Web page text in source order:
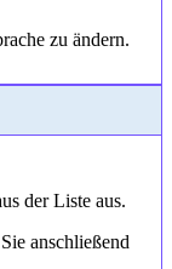
zu ändern.
der Liste aus.
anschließend